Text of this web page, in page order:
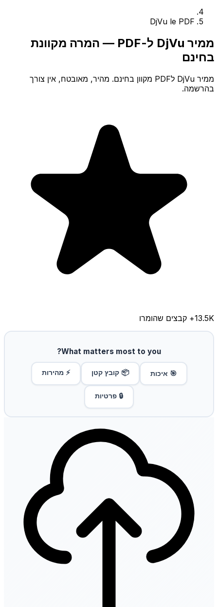
DjVu le PDF
ממיר DjVu ל-PDF — המרה מקוונת
בחינם
ממיר DjVu לPDF מקוון בחינם. מהיר, מאובטח, אין צורך
בהרשמה.
13.5K+ קבצים שהומרו
What matters most to you?
🎯 איכות 📦 קובץ קטן ⚡ מהירות
🔒 פרטיות